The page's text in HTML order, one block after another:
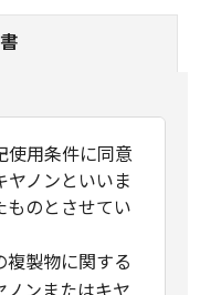
使用条件に同意
ヤノンといいま
ものとさせてい
製物に関する
ンまたはキヤ